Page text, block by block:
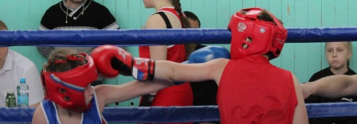
Факт
Неожиданный ракурс
Контакты
Люди родного края